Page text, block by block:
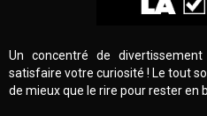
Un concentré de
satisfaire votre curiosité ! Le tout
de mieux que le rire pour rester en